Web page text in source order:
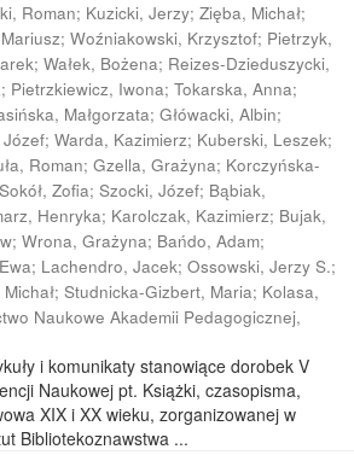
Roman; Kuzicki, Jerzy; Zięba, Michał;
; Woźniakowski, Krzysztof; Pietrzyk,
; Wałek, Bożena; Reizes-Dzieduszycki,
; Pietrzkiewicz, Iwona; Tokarska, Anna;
Małgorzata; Główacki, Albin;
; Warda, Kazimierz; Kuberski, Leszek;
Roman; Gzella, Grażyna; Korczyńska-
Sokół, Zofia; Szocki, Józef; Bąbiak,
Henryka; Karolczak, Kazimierz; Bujak,
; Wrona, Grażyna; Bańdo, Adam;
; Lachendro, Jacek; Ossowski, Jerzy S.;
; Studnicka-Gizbert, Maria; Kolasa,
Naukowe Akademii Pedagogicznej,
i komunikaty stanowiące dorobek V
Naukowej pt. Książki, czasopisma,
XIX i XX wieku, zorganizowanej w
Bibliotekoznawstwa ...